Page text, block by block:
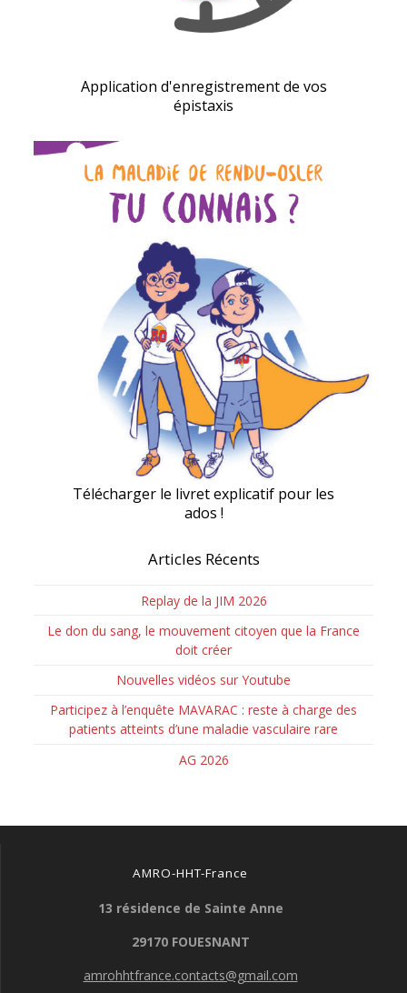
Application d'enregistrement de vos
épistaxis
Télécharger le livret explicatif pour les
ados !
Articles Récents
Replay de la JIM 2026
Le don du sang, le mouvement citoyen que la France
doit créer
Nouvelles vidéos sur Youtube
Participez à l’enquête MAVARAC : reste à charge des
patients atteints d’une maladie vasculaire rare
AG 2026
AMRO-HHT-France
13 résidence de Sainte Anne
29170 FOUESNANT
amrohhtfrance.contacts@gmail.com